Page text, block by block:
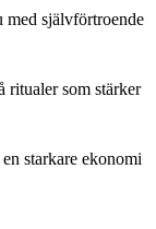
med självförtroende
ritualer som stärker
starkare ekonomi